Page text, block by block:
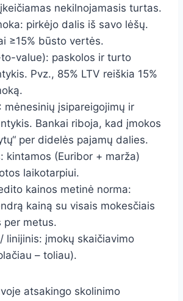
nekilnojamasis turtas.
pirkėjo dalis iš savo lėšų.
≥15% būsto vertės.
value): paskolos ir turto
Pvz., 85% LTV reiškia 15%
mėnesinių įsipareigojimų ir
Bankai riboja, kad įmokos
per didelės pajamų dalies.
kintamos (Euribor + marža)
laikotarpiui.
kainos metinė norma:
kainą su visais mokesčiais
per metus.
linijinis: įmokų skaičiavimo
– toliau).
atsakingo skolinimo